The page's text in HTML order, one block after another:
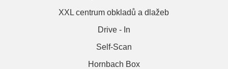
XXL centrum obkladů a dlažeb
Drive - In
Self-Scan
Hornbach Box